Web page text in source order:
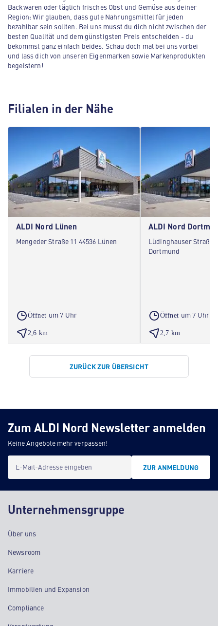
Backwaren oder täglich frisches Obst und Gemüse aus deiner
Region: Wir glauben, dass gute Nahrungsmittel für jeden
bezahlbar sein sollten. Bei uns musst du dich nicht zwischen der
besten Qualität und dem günstigsten Preis entscheiden - du
bekommst ganz einfach beides. Schau doch mal bei uns vorbei
und lass dich von unseren Eigenmarken sowie Markenprodukten
begeistern!
Filialen in der Nähe
ALDI Nord Lünen
Mengeder Straße 11 44536 Lünen
Öffnet um 7 Uhr
2,6 km
ALDI Nord
Lüdinghauser Straße
Dortmund
Öffnet um 7 Uhr
2,7 km
ZURÜCK ZUR ÜBERSICHT
Zum ALDI Nord Newsletter anmelden
Keine Angebote mehr verpassen!
E-Mail-Adresse eingeben ZUR ANMELDUNG
Unternehmensgruppe
Über uns
Newsroom
Karriere
Immobilien und Expansion
Compliance